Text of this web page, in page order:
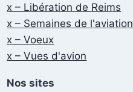
x – Libération de Reims
x – Semaines de l'aviation
x – Voeux
x – Vues d'avion
Nos sites